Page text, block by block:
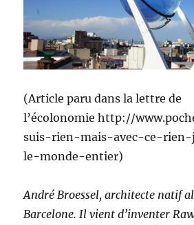
(Article paru dans la lettre de
l’écolonomie http://
suis-rien-mais-avec-ce-rien-
le-monde-entier)
André Broessel, architecte natif
Barcelone. Il vient d’inventer